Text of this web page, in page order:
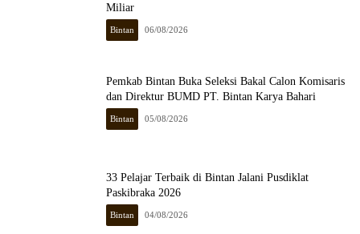
Miliar
Bintan 06/08/2026
Pemkab Bintan Buka Seleksi Bakal Calon Komisaris
dan Direktur BUMD PT. Bintan Karya Bahari
Bintan 05/08/2026
33 Pelajar Terbaik di Bintan Jalani Pusdiklat
Paskibraka 2026
Bintan 04/08/2026